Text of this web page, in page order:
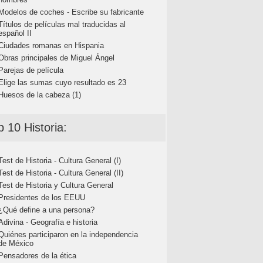
de coches - Escribe su fabricante
de películas mal traducidas al
II
romanas en Hispania
principales de Miguel Ángel
de película
las sumas cuyo resultado es 23
de la cabeza (1)
10 Historia:
de Historia - Cultura General (I)
de Historia - Cultura General (II)
de Historia y Cultura General
de los EEUU
define a una persona?
- Geografía e historia
participaron en la independencia
México
de la ética